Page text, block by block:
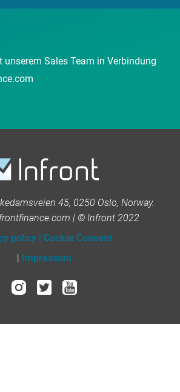
unserem Sales Team in Verbindung
45, 0250 Oslo, Norway.
| © Infront 2022
policy | Cookie Consent
| Impressum